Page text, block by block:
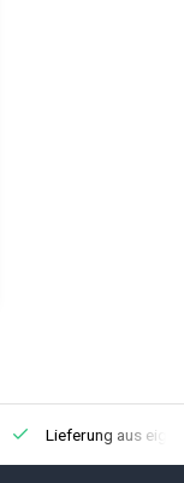
Lieferung aus